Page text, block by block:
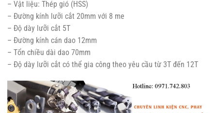
– Vật liệu: Thép gió (HSS)
– Đường kính lưỡi cắt 20mm với 8 me
– Độ dày lưỡi cắt 5T
– Đường kính cán dao 12mm
– Tổn chiều dài dao 70mm
– Độ dày lưỡi cắt có thể gia công theo yêu cầu từ 3T đến 12T